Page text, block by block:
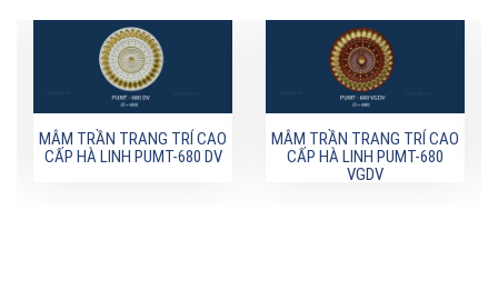
MÂM TRẦN TRANG TRÍ CAO
CẤP HÀ LINH PUMT-680 DV
MÂM TRẦN TRANG TRÍ CAO
CẤP HÀ LINH PUMT-680
VGDV